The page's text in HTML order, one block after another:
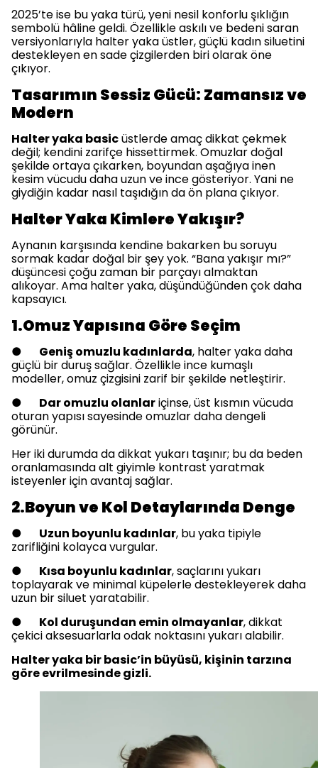
2025’te ise bu yaka türü, yeni nesil konforlu şıklığın
sembolü hâline geldi. Özellikle askılı ve bedeni saran
versiyonlarıyla halter yaka üstler, güçlü kadın siluetini
destekleyen en sade çizgilerden biri olarak öne
çıkıyor.
Tasarımın Sessiz Gücü: Zamansız ve
Modern
Halter yaka basicüstlerde amaç dikkat çekmek
değil; kendini zarifçe hissettirmek. Omuzlar doğal
şekilde ortaya çıkarken, boyundan aşağıya inen
kesim vücudu daha uzun ve ince gösteriyor. Yani ne
giydiğin kadar nasıl taşıdığın da ön plana çıkıyor.
Halter Yaka Kimlere Yakışır?
Aynanın karşısında kendine bakarken bu soruyu
sormak kadar doğal bir şey yok. “Bana yakışır mı?”
düşüncesi çoğu zaman bir parçayı almaktan
alıkoyar. Ama halter yaka, düşündüğünden çok daha
kapsayıcı.
1.Omuz Yapısına Göre Seçim
● Geniş omuzlu kadınlarda, halter yaka daha
güçlü bir duruş sağlar. Özellikle ince kumaşlı
modeller, omuz çizgisini zarif bir şekilde netleştirir.
● Dar omuzlu olanlariçinse, üst kısmın vücuda
oturan yapısı sayesinde omuzlar daha dengeli
görünür.
Her iki durumda da dikkat yukarı taşınır; bu da beden
oranlamasında alt giyimle kontrast yaratmak
isteyenler için avantaj sağlar.
2.Boyun ve Kol Detaylarında Denge
● Uzun boyunlu kadınlar, bu yaka tipiyle
zarifliğini kolayca vurgular.
● Kısa boyunlu kadınlar, saçlarını yukarı
toplayarak ve minimal küpelerle destekleyerek daha
uzun bir siluet yaratabilir.
● Kol duruşundan emin olmayanlar, dikkat
çekici aksesuarlarla odak noktasını yukarı alabilir.
Halter yaka bir basic’in büyüsü, kişinin tarzına
göre evrilmesinde gizli.